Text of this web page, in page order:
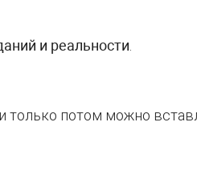
и реальности
только потом можно